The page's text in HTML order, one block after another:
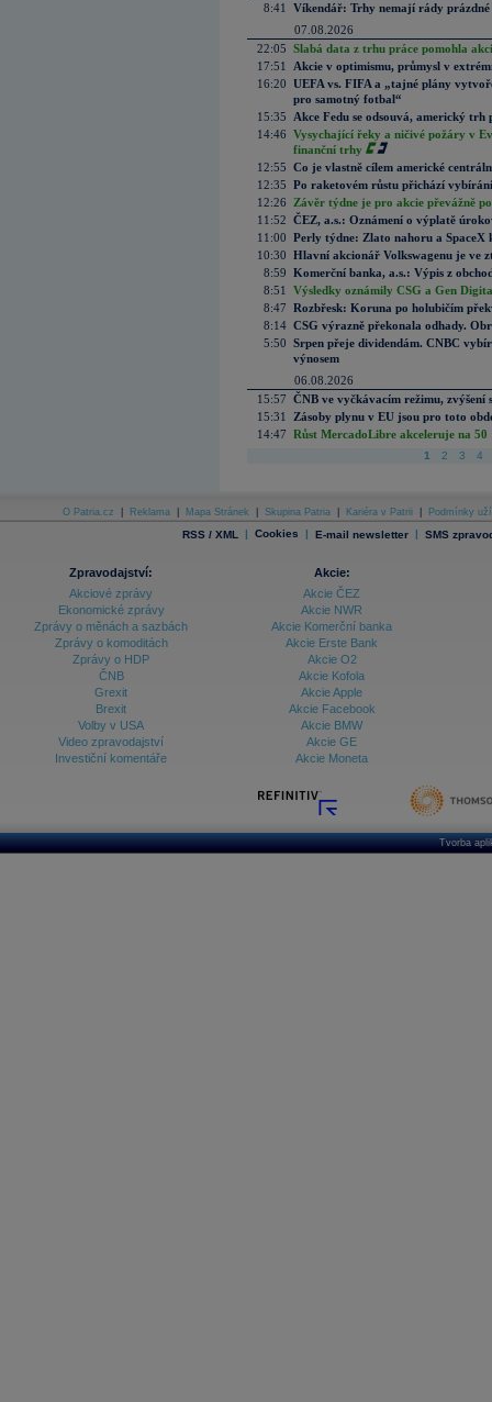
8:41
Víkendář: Trhy nemají rády prázdné
07.08.2026
22:05 Slabá data z trhu práce pomohla
17:51
Akcie v optimismu, průmysl v
16:20 UEFA vs. FIFA a „tajné plány
pro samotný fotbal“
15:35
Akce Fedu se odsouvá, americký
14:46 Vysychající řeky a ničivé požáry v
finanční trhy
12:55 Co je vlastně cílem americké
12:35 Po raketovém růstu přichází
12:26
Závěr týdne je pro akcie převážně
11:52 ČEZ, a.s.: Oznámení o výplatě
11:00 Perly týdne: Zlato nahoru a SpaceX
10:30 Hlavní akcionář Volkswagenu je ve
8:59 Komerční banka, a.s.: Výpis z
8:51
Výsledky oznámily CSG a Gen
8:47 Rozbřesk: Koruna po holubičím
8:14 CSG výrazně překonala odhady.
5:50 Srpen přeje dividendám. CNBC
výnosem
06.08.2026
15:57 ČNB ve vyčkávacím režimu, zvýšení
15:31
Zásoby plynu v EU jsou pro toto
14:47 Růst MercadoLibre akceleruje na
1 2 3 4
O Patria.cz Reklama Mapa Stránek Skupina Patria Kariéra v Patrii Podmínky
RSS / XML | Cookies | E-mail newsletter | SMS
Zpravodajství:
Akciové zprávy
Ekonomické zprávy
Zprávy o měnách a sazbách
Zprávy o komoditách
Zprávy o HDP
ČNB
Grexit
Brexit
Volby v USA
Video zpravodajství
Investiční komentáře
Akcie:
Akcie ČEZ
Akcie NWR
Akcie Komerční banka
Akcie Erste Bank
Akcie O2
Akcie Kofola
Akcie Apple
Akcie Facebook
Akcie BMW
Akcie GE
Akcie Moneta
Tvorba